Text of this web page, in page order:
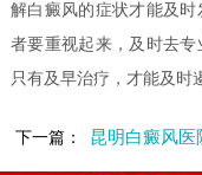
解白癜风的症状才能及
者要重视起来，及时去专
只有及早治疗，才能及时
下一篇： 昆明白癜风